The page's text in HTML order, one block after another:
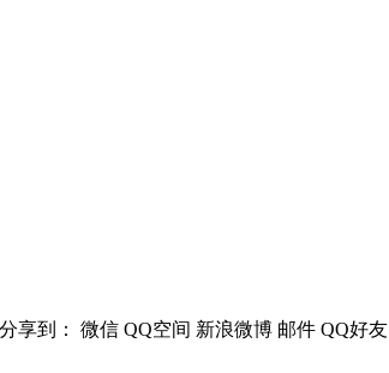
分享到： 微信 QQ空间 新浪微博 邮件 QQ好友